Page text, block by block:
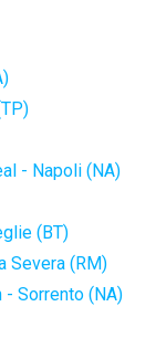
- Napoli (NA)
(BT)
Severa (RM)
- Sorrento (NA)